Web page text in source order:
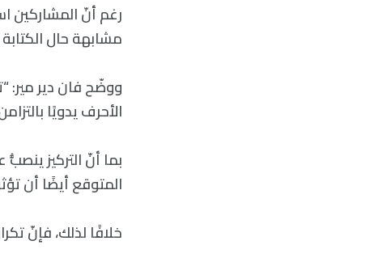
رغم أنّ المشاركين
مشابهة حال الكتابة
ووضّح فان دير مير:
الأحرف يدويًا
بما أنّ التركيز
المتوقع أيضًا أن
خلافًا لذلك، فإنّ